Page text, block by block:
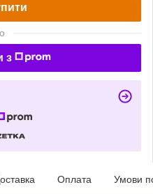
з
Оплата Умови